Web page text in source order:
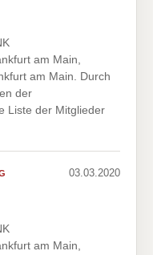
am Main,
am Main. Durch
der
Liste der Mitglieder
03.03.2020
am Main,